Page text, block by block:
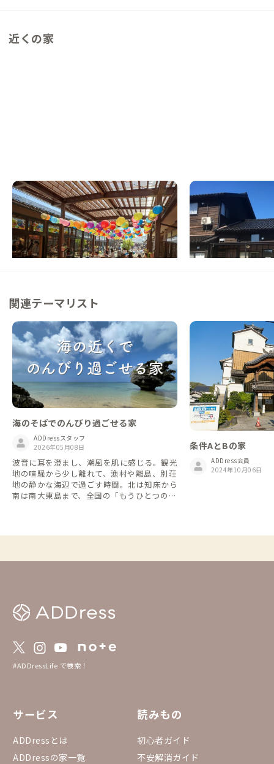
近くの家
氷見B邸
富山県 戸建て
【氷見駅徒歩2分】海と山に囲まれた港町の
町家
この家からの距離 3km
氷見A邸
富山県 ゲストハウス
【カフェ併設】大自
この家からの距離 9km
関連テーマリスト
海のそばでのんびり過ごせる家
ADDressスタッフ
2026年05月08日
波音に耳を澄まし、潮風を肌に感じる。観光
地の喧騒から少し離れて、漁村や離島、別荘
地の静かな海辺で過ごす時間。北は知床から
南は南大東島まで、全国の「もうひとつの海
条件AとBの家
ADDress会員
2024年10月06日
#ADDressLife で検索！
サービス
ADDressとは
ADDressの家一覧
読みもの
初心者ガイド
不安解消ガイド